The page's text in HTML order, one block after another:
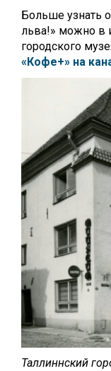
Больше узнать
льва!» можно в
городского
«Кофе+» на
Таллиннский